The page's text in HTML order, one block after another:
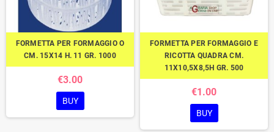
FORMETTA PER FORMAGGIO O
CM. 15X14 H. 11 GR. 1000
€3.00
BUY
FORMETTA PER FORMAGGIO E
RICOTTA QUADRA CM.
11X10,5X8,5H GR. 500
€1.00
BUY